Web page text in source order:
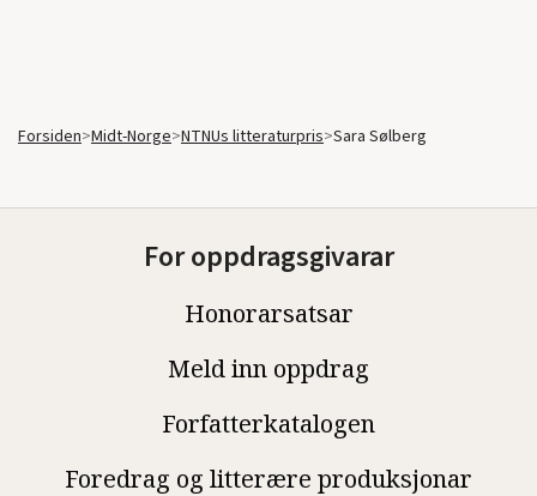
Forsiden>Midt-Norge>NTNUs litteraturpris>Sara Sølberg
For oppdragsgivarar
Honorarsatsar
Meld inn oppdrag
Forfatterkatalogen
Foredrag og litterære produksjonar